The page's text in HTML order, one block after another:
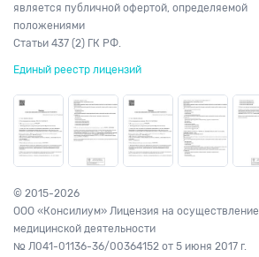
является публичной офертой, определяемой
положениями
Статьи 437 (2) ГК РФ.
Единый реестр лицензий
© 2015-2026
ООО «Консилиум» Лицензия на осуществление
медицинской деятельности
№ Л041-01136-36/00364152 от 5 июня 2017 г.